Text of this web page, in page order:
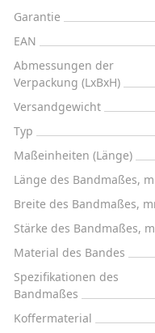
Garantie
EAN
Abmessungen der
Verpackung (LxBxH)
Versandgewicht
Typ
Maßeinheiten (Länge)
Länge des Bandmaßes, m
Breite des Bandmaßes,
Stärke des Bandmaßes,
Material des Bandes
Spezifikationen des
Bandmaßes
Koffermaterial